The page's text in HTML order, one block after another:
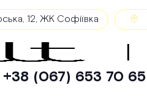
12, ЖК Софіївка
+38 (067) 653 70 65